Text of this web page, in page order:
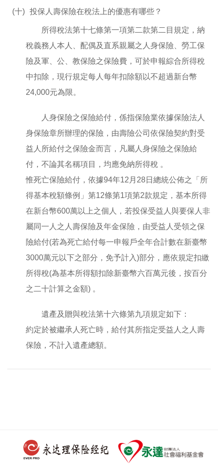
(十) 投保人壽保險在稅法上的優惠有哪些？
所得稅法第十七條第一項第二款第二目規定，納
稅義務人本人、配偶及直系親屬之人身保險、勞工保
險及軍、公、教保險之保險費，可於申報綜合所得稅
中扣除，現行規定每人每年扣除額以不超過新台幣
24,000元為限。
人身保險之保險給付，係指保險業依據保險法人
身保險章所辦理的保險，由壽險公司依保險契約對受
益人所給付之保險金而言，凡屬人身保險之保險給
付，不論其名稱項目，均應免納所得稅 。
惟死亡保險給付，依據94年12月28日總統公佈之「所
得基本稅額條例」第12條第1項第2款規定，基本所得
在新台幣600萬以上之個人，若投保受益人與要保人非
屬同一人之人壽保險及年金保險，由受益人受領之保
險給付(若為死亡給付每一申報戶全年合計數在新臺幣
3000萬元以下之部分，免予計入)部分，應依規定扣繳
所得稅(為基本所得額扣除新臺幣六百萬元後，按百分
之二十計算之金額) 。
遺產及贈與稅法第十六條第九項規定如下：
約定於被繼承人死亡時，給付其所指定受益人之人壽
保險，不計入遺產總額。